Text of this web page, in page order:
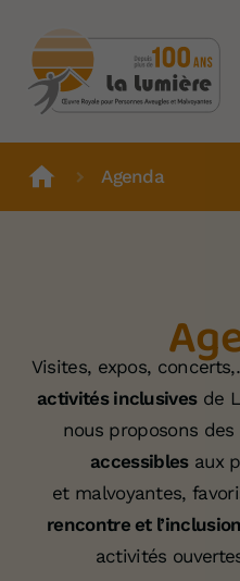
Agenda
Visites, expos,
activités inclusivesde
nous proposons des
accessiblesaux
et malvoyantes,
rencontre et
activités